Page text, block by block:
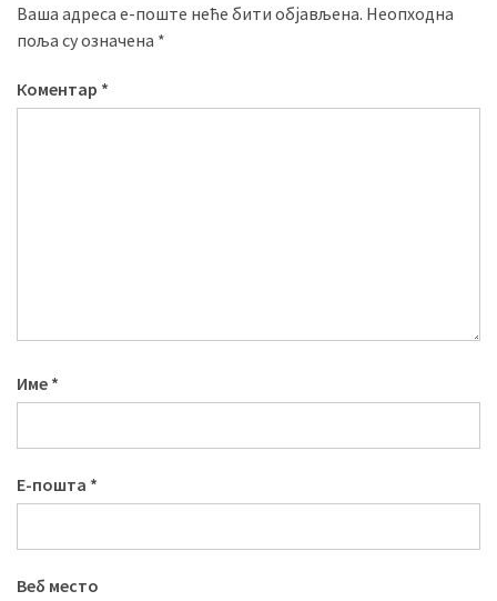
Ваша адреса е-поште неће бити објављена. Неопходна
поља су означена *
Коментар *
Име *
Е-пошта *
Веб место